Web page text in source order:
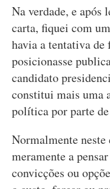
Na verdade, e após
carta, fiquei com
havia a tentativa
posicionasse
candidato
constitui mais uma
política por parte
Normalmente neste
meramente a
convicções ou